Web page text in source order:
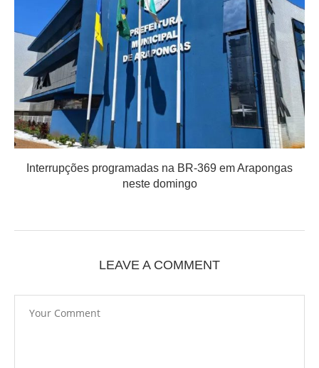
Interrupções programadas na BR-369 em Arapongas
neste domingo
LEAVE A COMMENT